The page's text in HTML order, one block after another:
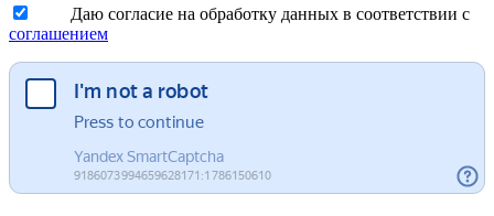
Даю согласие на обработку данных в соответствии с
соглашением